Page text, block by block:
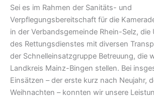
Sei es im Rahmen der Sanitäts- und
Verpflegungsbereitschaft für die
in der Verbandsgemeinde Rhein-Selz,
des Rettungsdienstes mit diversen
der Schnelleinsatzgruppe Betreuung, die
Landkreis Mainz-Bingen stellen. Bei
Einsätzen – der erste kurz nach Neujahr,
Weihnachten – konnten wir unsere